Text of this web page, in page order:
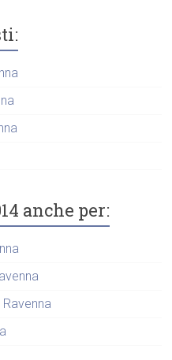
anche per: